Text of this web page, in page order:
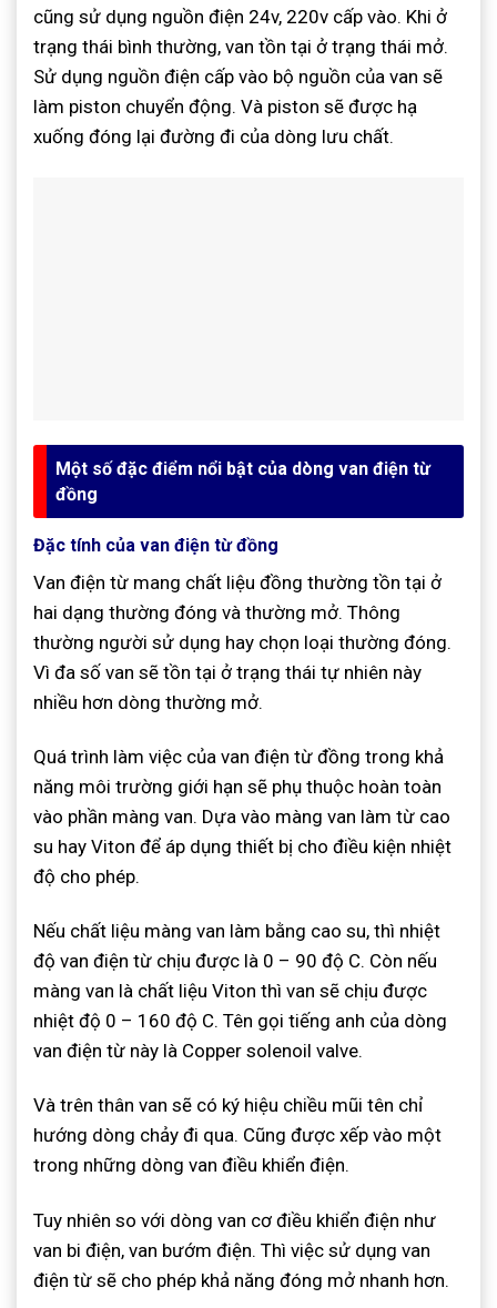
cũng sử dụng nguồn điện 24v, 220v cấp vào. Khi ở
trạng thái bình thường, van tồn tại ở trạng thái mở.
Sử dụng nguồn điện cấp vào bộ nguồn của van sẽ
làm piston chuyển động. Và piston sẽ được hạ
xuống đóng lại đường đi của dòng lưu chất.
Một số đặc điểm nổi bật của dòng van điện từ
đồng
Đặc tính của van điện từ đồng
Van điện từ mang chất liệu đồng thường tồn tại ở
hai dạng thường đóng và thường mở. Thông
thường người sử dụng hay chọn loại thường đóng.
Vì đa số van sẽ tồn tại ở trạng thái tự nhiên này
nhiều hơn dòng thường mở.
Quá trình làm việc của van điện từ đồng trong khả
năng môi trường giới hạn sẽ phụ thuộc hoàn toàn
vào phần màng van. Dựa vào màng van làm từ cao
su hay Viton để áp dụng thiết bị cho điều kiện nhiệt
độ cho phép.
Nếu chất liệu màng van làm bằng cao su, thì nhiệt
độ van điện từ chịu được là 0 – 90 độ C. Còn nếu
màng van là chất liệu Viton thì van sẽ chịu được
nhiệt độ 0 – 160 độ C. Tên gọi tiếng anh của dòng
van điện từ này là Copper solenoil valve.
Và trên thân van sẽ có ký hiệu chiều mũi tên chỉ
hướng dòng chảy đi qua. Cũng được xếp vào một
trong những dòng van điều khiển điện.
Tuy nhiên so với dòng van cơ điều khiển điện như
van bi điện, van bướm điện. Thì việc sử dụng van
điện từ sẽ cho phép khả năng đóng mở nhanh hơn.